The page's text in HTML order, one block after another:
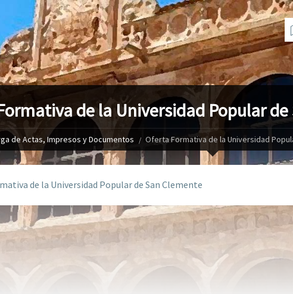
de la Universidad Popular de
de Actas, Impresos y Documentos Oferta Formativa de la Universidad
de la Universidad Popular de San Clemente